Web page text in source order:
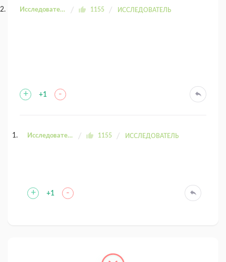
Исследователь ДК 1155 ИССЛЕДОВАТЕЛЬ
+ +1 -
Исследователь ДК 1155 ИССЛЕДОВАТЕЛЬ
+ +1 -